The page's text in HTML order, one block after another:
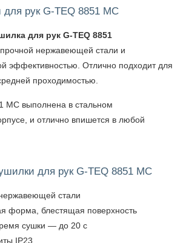
рук G-TEQ 8851 MC
для рук G-TEQ 8851
нержавеющей стали и
эффективностью. Отлично подходит для
проходимостью.
MC выполнена в стальном
и отлично впишется в любой
для рук G-TEQ 8851 MC
стали
форма, блестящая поверхность
сушки — до 20 с
IP23